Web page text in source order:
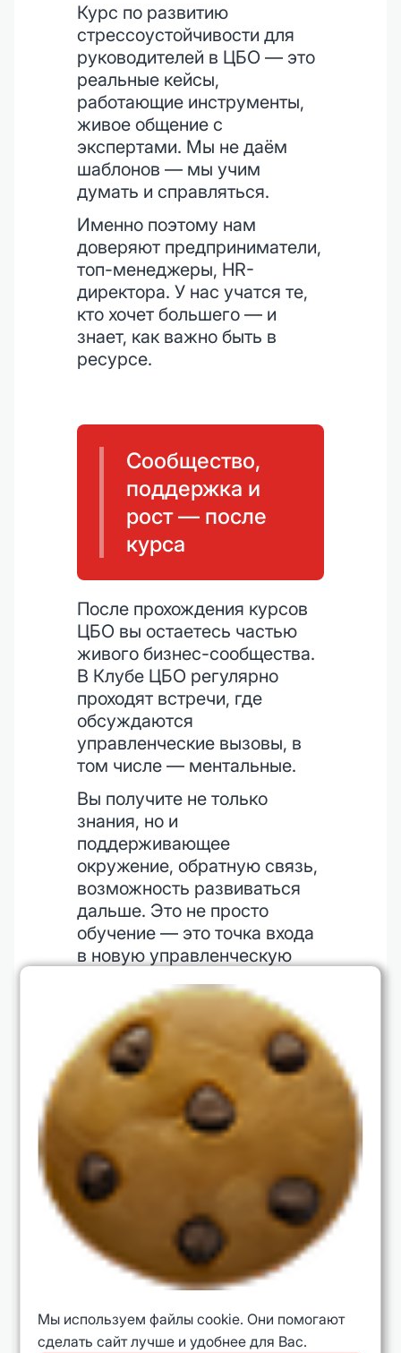
Курс по развитию
стрессоустойчивости для
руководителей в ЦБО — это
реальные кейсы,
работающие инструменты,
живое общение с
экспертами. Мы не даём
шаблонов — мы учим
думать и справляться.
Именно поэтому нам
доверяют предприниматели,
топ-менеджеры, HR-
директора. У нас учатся те,
кто хочет большего — и
знает, как важно быть в
ресурсе.
Сообщество,
поддержка и
рост — после
курса
После прохождения курсов
ЦБО вы остаетесь частью
живого бизнес-сообщества.
В Клубе ЦБО регулярно
проходят встречи, где
обсуждаются
управленческие вызовы, в
том числе — ментальные.
Вы получите не только
знания, но и
поддерживающее
окружение, обратную связь,
возможность развиваться
дальше. Это не просто
обучение — это точка входа
в новую управленческую
Мы обучаем, чтобы вы могли
управлять собой и бизнесом
без перегрева. С ясностью.
С фокусом. С силой.
Мы используем файлы cookie. Они помогают
сделать сайт лучше и удобнее для Вас.